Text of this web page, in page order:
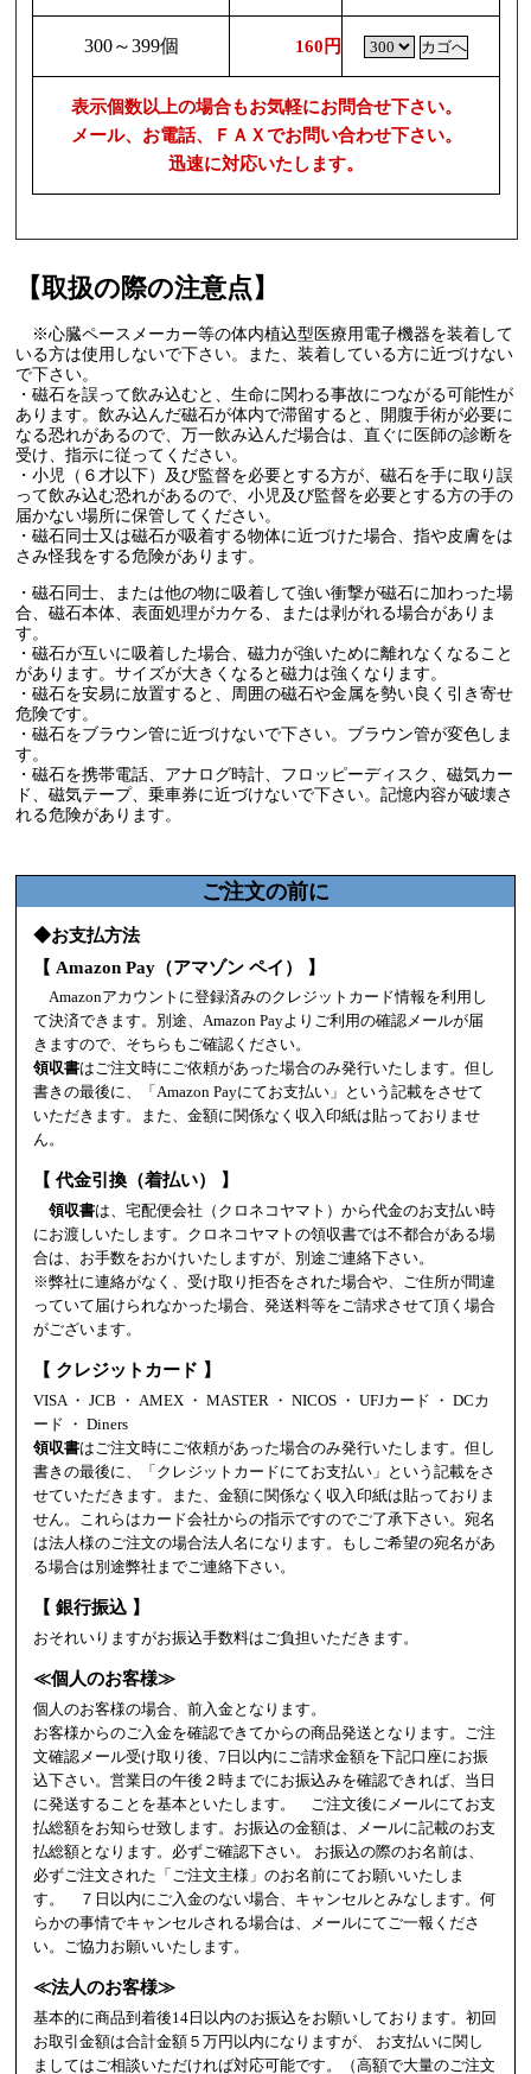
300～399個 160円
表示個数以上の場合もお気軽にお問合せ下さい。
メール、お電話、ＦＡＸでお問い合わせ下さい。
迅速に対応いたします。
【取扱の際の注意点】
※心臓ペースメーカー等の体内植込型医療用電子機器を装着して
いる方は使用しないで下さい。また、装着している方に近づけない
で下さい。
・磁石を誤って飲み込むと、生命に関わる事故につながる可能性が
あります。飲み込んだ磁石が体内で滞留すると、開腹手術が必要に
なる恐れがあるので、万一飲み込んだ場合は、直ぐに医師の診断を
受け、指示に従ってください。
・小児（６才以下）及び監督を必要とする方が、磁石を手に取り誤
って飲み込む恐れがあるので、小児及び監督を必要とする方の手の
届かない場所に保管してください。
・磁石同士又は磁石が吸着する物体に近づけた場合、指や皮膚をは
さみ怪我をする危険があります。
・磁石同士、または他の物に吸着して強い衝撃が磁石に加わった場
合、磁石本体、表面処理がカケる、または剥がれる場合がありま
す。
・磁石が互いに吸着した場合、磁力が強いために離れなくなること
があります。サイズが大きくなると磁力は強くなります。
・磁石を安易に放置すると、周囲の磁石や金属を勢い良く引き寄せ
危険です。
・磁石をブラウン管に近づけないで下さい。ブラウン管が変色しま
す。
・磁石を携帯電話、アナログ時計、フロッピーディスク、磁気カー
ド、磁気テープ、乗車券に近づけないで下さい。記憶内容が破壊さ
れる危険があります。
ご注文の前に
◆お支払方法
【 Amazon Pay（アマゾン ペイ） 】
Amazonアカウントに登録済みのクレジットカード情報を利用し
て決済できます。別途、Amazon Payよりご利用の確認メールが届
きますので、そちらもご確認ください。
領収書はご注文時にご依頼があった場合のみ発行いたします。但し
書きの最後に、「Amazon Payにてお支払い」という記載をさせて
いただきます。また、金額に関係なく収入印紙は貼っておりませ
ん。
【 代金引換（着払い） 】
領収書は、宅配便会社（クロネコヤマト）から代金のお支払い時
にお渡しいたします。クロネコヤマトの領収書では不都合がある場
合は、お手数をおかけいたしますが、別途ご連絡下さい。
※弊社に連絡がなく、受け取り拒否をされた場合や、ご住所が間違
っていて届けられなかった場合、発送料等をご請求させて頂く場合
がございます。
【 クレジットカード 】
VISA ・ JCB ・ AMEX ・ MASTER ・ NICOS ・ UFJカード ・ DCカ
ード ・ Diners
領収書はご注文時にご依頼があった場合のみ発行いたします。但し
書きの最後に、「クレジットカードにてお支払い」という記載をさ
せていただきます。また、金額に関係なく収入印紙は貼っておりま
せん。これらはカード会社からの指示ですのでご了承下さい。宛名
は法人様のご注文の場合法人名になります。もしご希望の宛名があ
る場合は別途弊社までご連絡下さい。
【 銀行振込 】
おそれいりますがお振込手数料はご負担いただきます。
≪個人のお客様≫
個人のお客様の場合、前入金となります。
お客様からのご入金を確認できてからの商品発送となります。ご注
文確認メール受け取り後、7日以内にご請求金額を下記口座にお振
込下さい。営業日の午後２時までにお振込みを確認できれば、当日
に発送することを基本といたします。 ご注文後にメールにてお支
払総額をお知らせ致します。お振込の金額は、メールに記載のお支
払総額となります。必ずご確認下さい。 お振込の際のお名前は、
必ずご注文された「ご注文主様」のお名前にてお願いいたしま
す。 ７日以内にご入金のない場合、キャンセルとみなします。何
らかの事情でキャンセルされる場合は、メールにてご一報くださ
い。ご協力お願いいたします。
≪法人のお客様≫
基本的に商品到着後14日以内のお振込をお願いしております。初回
お取引金額は合計金額５万円以内になりますが、 お支払いに関し
ましてはご相談いただければ対応可能です。（高額で大量のご注文